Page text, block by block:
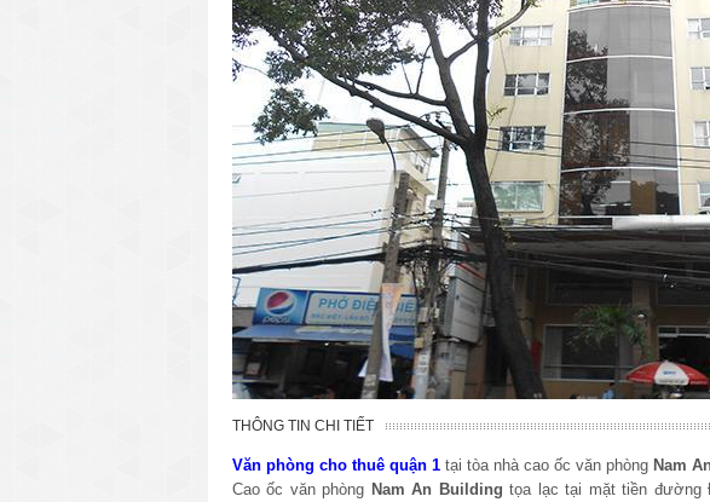
THÔNG TIN CHI TIẾT
Văn phòng cho thuê quận 1 tại tòa nhà cao ốc văn phòng Nam
Cao ốc văn phòng Nam An Buildingtọa lạc tại mặt tiền đường
văn phòng cho thuê quận 3
văn phòng quận 1
văn phòng quận 3
cao ốc văn phòng quận 1
cao ốc văn phòng quận 3